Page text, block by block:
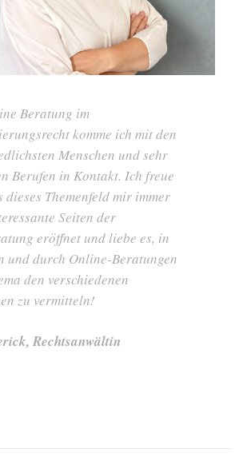
Beratung im
komme ich mit den
Menschen und sehr
Berufen in Kontakt. Ich freue
dieses Themenfeld mir immer
Seiten der
eröffnet und liebe es, in
und durch Online-Beratungen
den verschiedenen
zu vermitteln!
Rechtsanwältin